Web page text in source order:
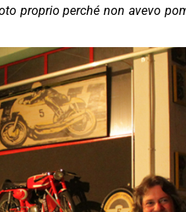
proprio perché non avevo